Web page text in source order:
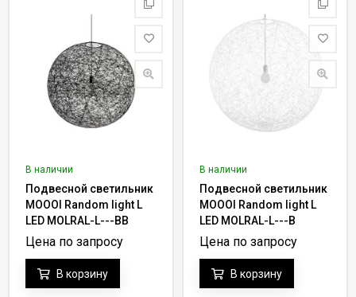
В наличии
Подвесной светильник
MOOOI Random light L
LED MOLRAL-L---BB
Цена по запросу
В корзину
В наличии
Подвесной светильник
MOOOI Random light L
LED MOLRAL-L---B
Цена по запросу
В корзину